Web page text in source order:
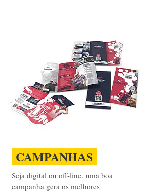
CAMPANHAS
Seja digital ou off-line, uma boa
campanha gera os melhores